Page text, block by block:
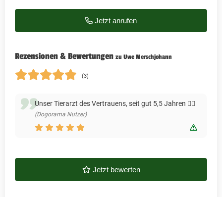
Jetzt anrufen
Rezensionen & Bewertungen zu Uwe Merschjohann
(3)
Unser Tierarzt des Vertrauens, seit gut 5,5 Jahren 👍🏻
(Dogorama Nutzer)
Jetzt bewerten